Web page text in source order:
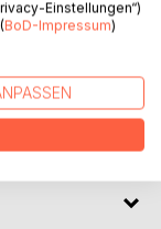
Licht in das
Einstellungen“)
BoD-Impressum)